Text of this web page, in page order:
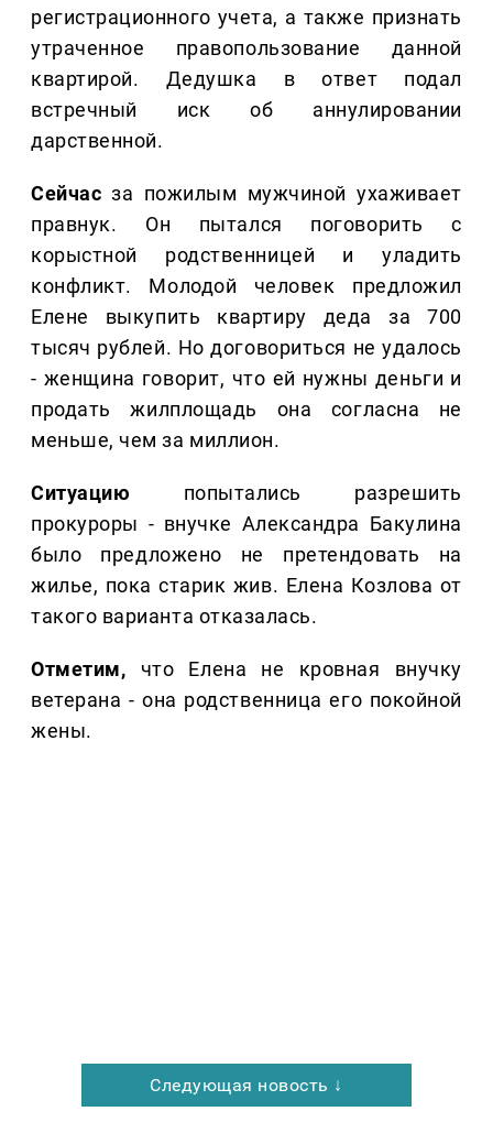
регистрационного учета, а также признать
утраченное правопользование данной
квартирой. Дедушка в ответ подал
встречный иск об аннулировании
дарственной.
Сейчасза пожилым мужчиной ухаживает
правнук. Он пытался поговорить с
корыстной родственницей и уладить
конфликт. Молодой человек предложил
Елене выкупить квартиру деда за 700
тысяч рублей. Но договориться не удалось
- женщина говорит, что ей нужны деньги и
продать жилплощадь она согласна не
меньше, чем за миллион.
Ситуацию попытались разрешить
прокуроры - внучке Александра Бакулина
было предложено не претендовать на
жилье, пока старик жив. Елена Козлова от
такого варианта отказалась.
Отметим, что Елена не кровная внучку
ветерана - она родственница его покойной
жены.
Следующая новость ↓